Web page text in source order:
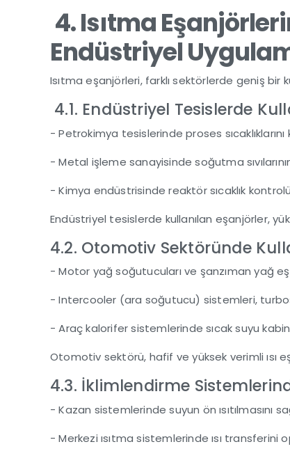
4. Isıtma
Endüstriyel
Isıtma eşanjörleri, farklı sektörlerde geniş bir
4.1. Endüstriyel Tesislerde
- Petrokimya tesislerinde proses sıcaklıklarını
- Metal işleme sanayisinde soğutma sıvılarının
- Kimya endüstrisinde reaktör sıcaklık kontrolü
Endüstriyel tesislerde kullanılan eşanjörler,
4.2. Otomotiv Sektöründe
- Motor yağ soğutucuları ve şanzıman yağ
- Intercooler (ara soğutucu) sistemleri,
- Araç kalorifer sistemlerinde sıcak suyu kabin
Otomotiv sektörü, hafif ve yüksek verimli ısı
4.3. İklimlendirme
- Kazan sistemlerinde suyun ön ısıtılmasını
- Merkezi ısıtma sistemlerinde ısı transferini